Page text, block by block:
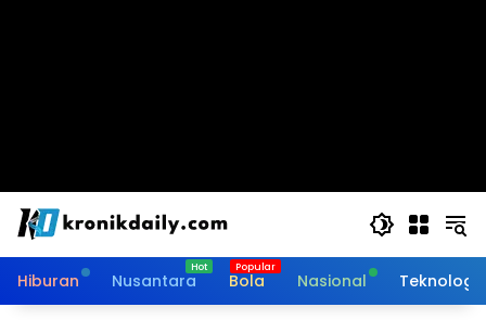
Hiburan Nusantara Bola Nasional Teknologi